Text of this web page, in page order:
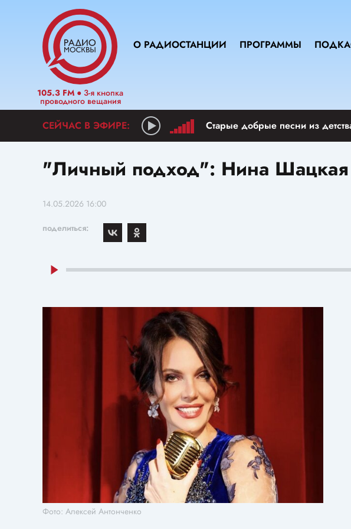
105.3 FM ● 3-я кнопка
проводного вещания
О РАДИОСТАНЦИИ ПРОГРАММЫ
Старые добрые песни из
"Личный подход": Нина Шацкая
14.05.2026 16:00
поделиться:
Фото: Алексей Антонченко